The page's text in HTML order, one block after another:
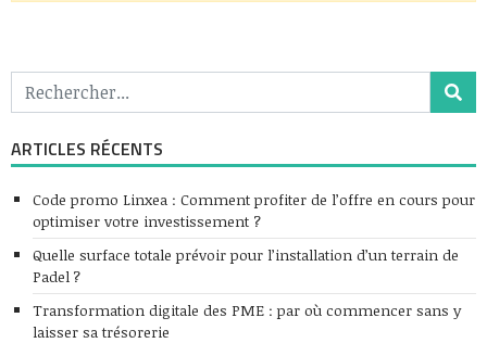
ARTICLES RÉCENTS
Code promo Linxea : Comment profiter de l’offre en cours pour
optimiser votre investissement ?
Quelle surface totale prévoir pour l’installation d’un terrain de
Padel ?
Transformation digitale des PME : par où commencer sans y
laisser sa trésorerie